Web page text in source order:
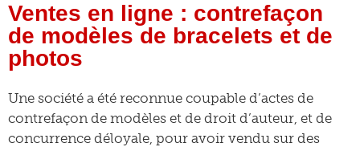
Ventes en ligne : contrefaçon
de modèles de bracelets et de
photos
Une société a été reconnue coupable d’actes de
contrefaçon de modèles et de droit d’auteur, et de
concurrence déloyale, pour avoir vendu sur des